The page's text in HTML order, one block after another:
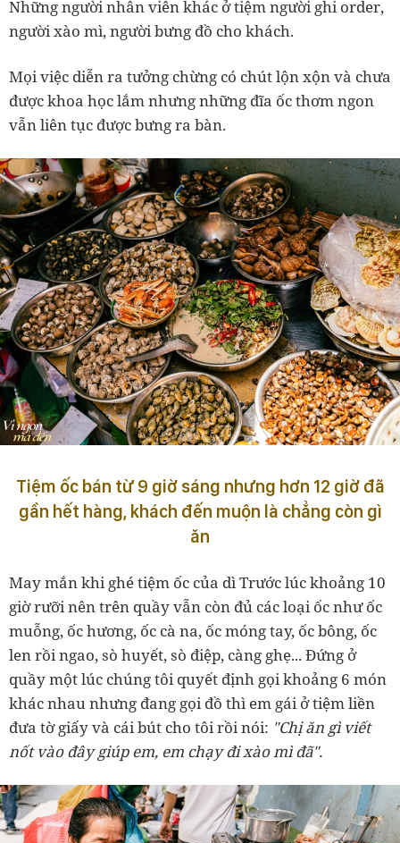
Những người nhân viên khác ở tiệm người ghi order,
người xào mì, người bưng đồ cho khách.
Mọi việc diễn ra tưởng chừng có chút lộn xộn và chưa
được khoa học lắm nhưng những đĩa ốc thơm ngon
vẫn liên tục được bưng ra bàn.
Tiệm ốc bán từ 9 giờ sáng nhưng hơn 12 giờ đã
gần hết hàng, khách đến muộn là chẳng còn gì
ăn
May mắn khi ghé tiệm ốc của dì Trước lúc khoảng 10
giờ rưỡi nên trên quầy vẫn còn đủ các loại ốc như ốc
muỗng, ốc hương, ốc cà na, ốc móng tay, ốc bông, ốc
len rồi ngao, sò huyết, sò điệp, càng ghẹ... Đứng ở
quầy một lúc chúng tôi quyết định gọi khoảng 6 món
khác nhau nhưng đang gọi đồ thì em gái ở tiệm liền
đưa tờ giấy và cái bút cho tôi rồi nói: "Chị ăn gì viết
nốt vào đây giúp em, em chạy đi xào mì đã".